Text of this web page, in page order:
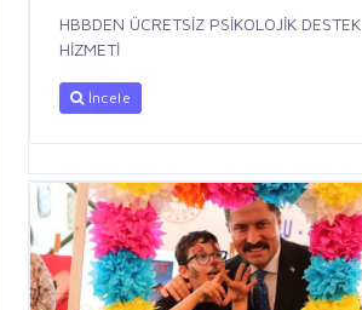
HBBDEN ÜCRETSİZ PSİKOLOJİK DESTEK
HİZMETİ
İncele